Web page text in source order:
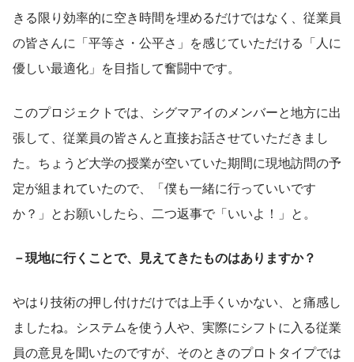
きる限り効率的に空き時間を埋めるだけではなく、従業員
の皆さんに「平等さ・公平さ」を感じていただける「人に
優しい最適化」を目指して奮闘中です。
このプロジェクトでは、シグマアイのメンバーと地方に出
張して、従業員の皆さんと直接お話させていただきまし
た。ちょうど大学の授業が空いていた期間に現地訪問の予
定が組まれていたので、「僕も一緒に行っていいです
か？」とお願いしたら、二つ返事で「いいよ！」と。
－現地に行くことで、見えてきたものはありますか？
やはり技術の押し付けだけでは上手くいかない、と痛感し
ましたね。システムを使う人や、実際にシフトに入る従業
員の意見を聞いたのですが、そのときのプロトタイプでは